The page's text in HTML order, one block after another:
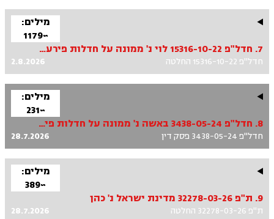
מילים:
~1179
7. חדל"פ 15316-10-22 לוי נ' ממונה על חדלות פירעון – מחוז ירושלים ואח'
חדל"פ 15316-10-22 החלטה 2.8.2026
מילים:
~231
8. חדל"פ 3438-05-24 באשה נ' ממונה על חדלות פירעון – מחוז ירושלים ואח'
חדל"פ 3438-05-24 פסק דין 28.7.2026
מילים:
~389
9. ת"פ 32278-03-26 מדינת ישראל נ' כהן
ת"פ 32278-03-26 החלטה 28.7.2026